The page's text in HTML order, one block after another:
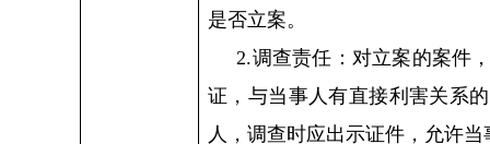
是否立案。
2.调查责任：对立案的案件
证，与当事人有直接利害关系
人，调查时应出示证件，允许